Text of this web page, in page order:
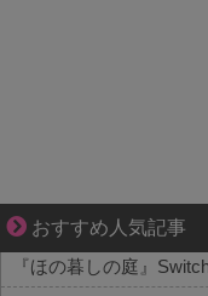
おすすめ人気記事
先輩と後輩、距離が変
『ほの暮しの庭』